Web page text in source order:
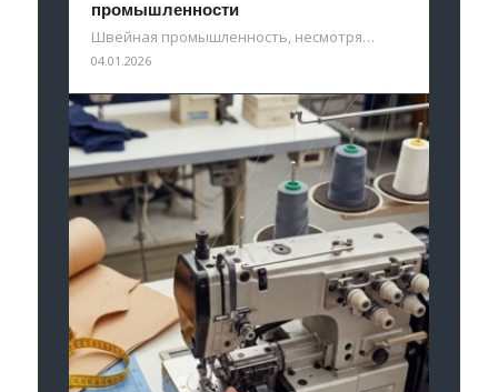
промышленности
Швейная промышленность, несмотря…
04.01.2026